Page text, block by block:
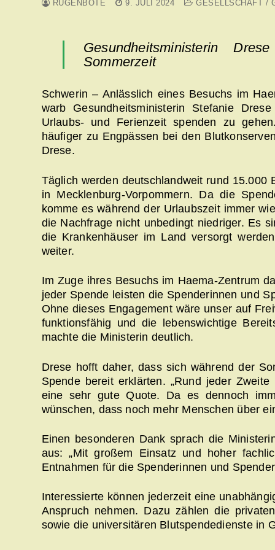
RÜGENBOTE 9. JULI 2024 GESELLSCHAFT /
Gesundheitsministerin
Sommerzeit
Schwerin – Anlässlich eines Besuchs im
warb Gesundheitsministerin Stefanie
Urlaubs- und Ferienzeit spenden zu
häufiger zu Engpässen bei den
Drese.
Täglich werden deutschlandweit rund
in Mecklenburg-Vorpommern. Da die
komme es während der Urlaubszeit immer
die Nachfrage nicht unbedingt niedriger. Es
die Krankenhäuser im Land versorgt
weiter.
Im Zuge ihres Besuchs im Haema-Zentrum
jeder Spende leisten die Spenderinnen und
Ohne dieses Engagement wäre unser auf
funktionsfähig und die lebenswichtige
machte die Ministerin deutlich.
Drese hofft daher, dass sich während der
Spende bereit erklärten. „Rund jeder
eine sehr gute Quote. Da es dennoch
wünschen, dass noch mehr Menschen über
Einen besonderen Dank sprach die
aus: „Mit großem Einsatz und hoher
Entnahmen für die Spenderinnen und
Interessierte können jederzeit eine
Anspruch nehmen. Dazu zählen die
sowie die universitären Blutspendedienste in